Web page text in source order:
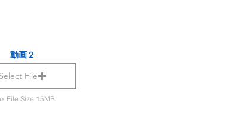
動画２
Select File
File Size 15MB